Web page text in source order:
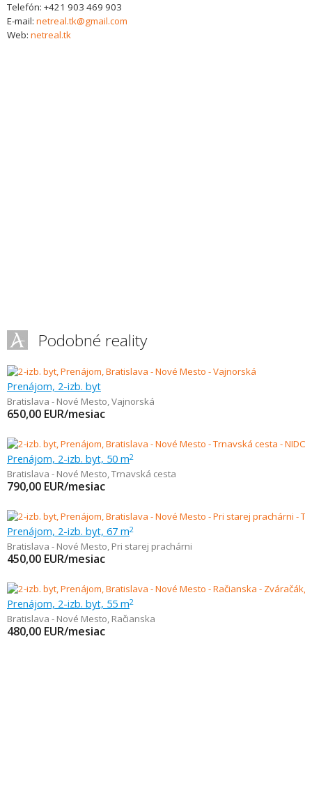
Telefón: +421 903 469 903
E-mail: netreal.tk@gmail.com
Web: netreal.tk
Podobné reality
Prenájom, 2-izb. byt
Bratislava - Nové Mesto,Vajnorská
650,00 EUR/mesiac
Prenájom, 2-izb. byt, 50 m2
Bratislava - Nové Mesto,Trnavská cesta
790,00 EUR/mesiac
Prenájom, 2-izb. byt, 67 m2
Bratislava - Nové Mesto, Pri starej prachárni
450,00 EUR/mesiac
Prenájom, 2-izb. byt, 55 m2
Bratislava - Nové Mesto, Račianska
480,00 EUR/mesiac